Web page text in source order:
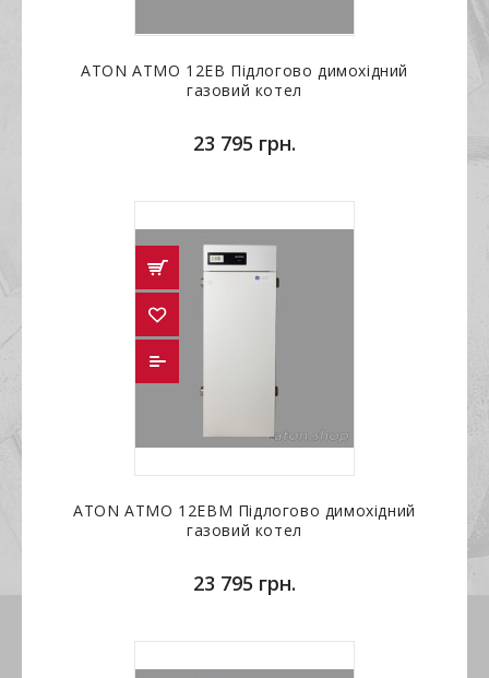
ATON ATMO 12ЕВ Підлогово димохідний
газовий котел
23 795 грн.
ATON ATMO 12ЕВМ Підлогово димохідний
газовий котел
23 795 грн.